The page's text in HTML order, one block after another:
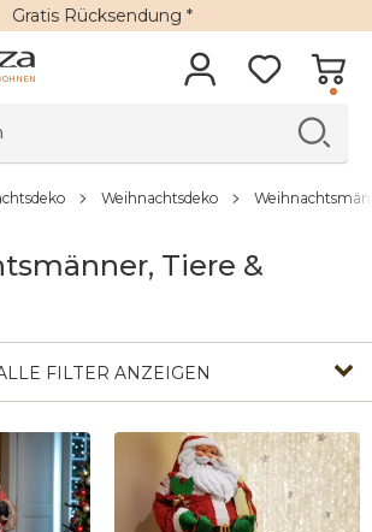
Gratis Rücksendung *
Weihnachtsdeko
Tiere &
FILTER ANZEIGEN